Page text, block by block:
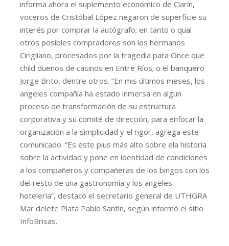
informa ahora el suplemento económico de Clarín,
voceros de Cristóbal López negaron de superficie su
interés por comprar la autógrafo; en tanto o qual
otros posibles compradores son los hermanos
Cirigliano, procesados por la tragedia para Once que
child dueños de casinos en Entre Ríos; o el banquero
Jorge Brito, dentre otros. “En mis últimos meses, los
angeles compañía ha estado inmersa en algun
proceso de transformación de su estructura
corporativa y su comité de dirección, para enfocar la
organización a la simplicidad y el rigor, agrega este
comunicado. “Es este plus más alto sobre ela historia
sobre la actividad y pone en identidad de condiciones
a los compañeros y compañeras de los bingos con los
del resto de una gastronomía y los angeles
hotelería”, destacó el secretario general de UTHGRA
Mar delete Plata Pablo Santín, según informó el sitio
InfoBrisas.